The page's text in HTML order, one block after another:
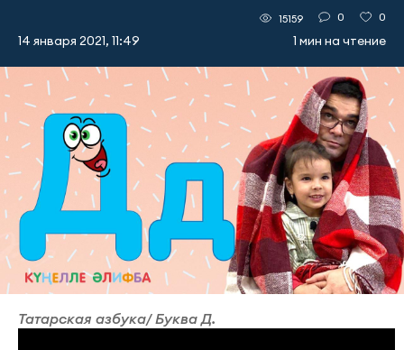
14 января 2021, 11:49
15159 0 0
1 мин на чтение
Татарская азбука/ Буква Д.